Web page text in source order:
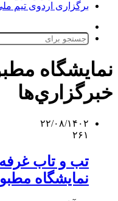
برگزاری اردوی تیم
پوسته
نمايشگاه
خبرگزاري‌ها
۲۲/۰۸/۱۴۰۲
۲۶۱
تب و تاب غرفه
نمایشگاه